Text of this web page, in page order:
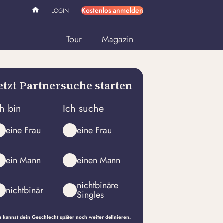
LOGIN Kostenlos anmelden
Tour Magazin
Partnersuche starten
bin
eine Frau
ein Mann
nichtbinär
Ich suche
eine Frau
einen Mann
nichtbinäre
Singles
kannst dein Geschlecht später noch weiter definieren.